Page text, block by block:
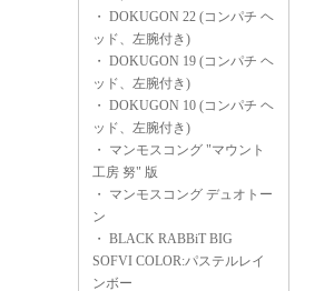
・ DOKUGON 22 (コンパチ ヘ
ッド、左腕付き)
・ DOKUGON 19 (コンパチ ヘ
ッド、左腕付き)
・ DOKUGON 10 (コンパチ ヘ
ッド、左腕付き)
・ マンモスコング "マウント
工房 努" 版
・ マンモスコング デュオトー
ン
・ BLACK RABBiT BIG
SOFVI COLOR:パステルレイ
ンボー